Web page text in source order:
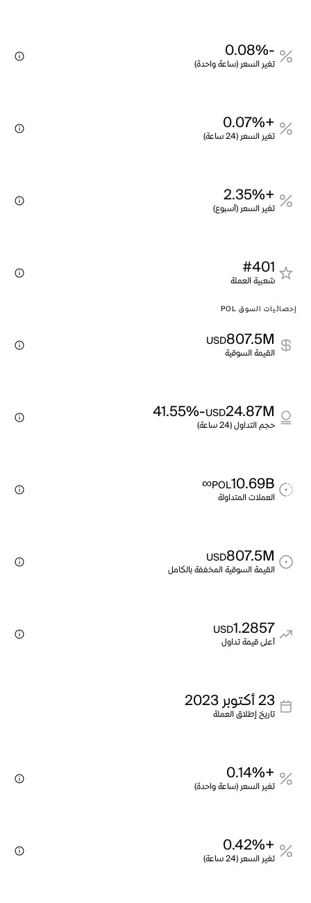
-0.08%
تغير السعر (ساعة واحدة)
+0.07%
تغير السعر (24 ساعة)
+2.35%
تغير السعر (أسبوع)
#401
شعبية العملة
إحصائيات السوق POL
807.5M
USD
القيمة السوقية
24.87M
USD
-41.55%
حجم التداول (24 ساعة)
10.69B
POL
∞
العملات المتداولة
807.5M
USD
القيمة السوقية المخففة بالكامل
1.2857
USD
أعلى قيمة تداول
23 أكتوبر 2023
تاريخ إطلاق العملة
+0.14%
تغير السعر (ساعة واحدة)
+0.42%
تغير السعر (24 ساعة)